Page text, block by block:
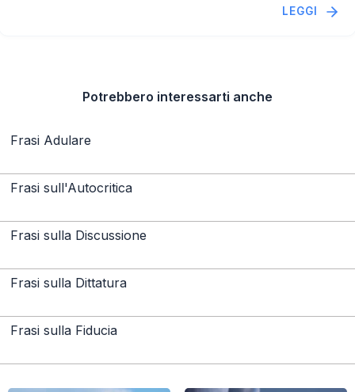
LEGGI
Potrebbero interessarti anche
Frasi Adulare
Frasi sull'Autocritica
Frasi sulla Discussione
Frasi sulla Dittatura
Frasi sulla Fiducia